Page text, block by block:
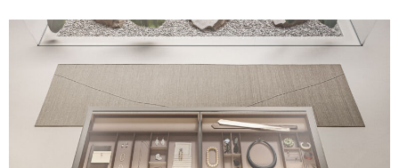
Unmute Settings